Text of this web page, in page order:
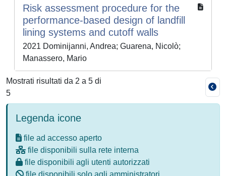
Risk assessment procedure for the
performance-based design of landfill
lining systems and cutoff walls
2021 Dominijanni, Andrea; Guarena, Nicolò;
Manassero, Mario
Mostrati risultati da 2 a 5 di
5
Legenda icone
file ad accesso aperto
file disponibili sulla rete interna
file disponibili agli utenti autorizzati
file disponibili solo agli amministratori